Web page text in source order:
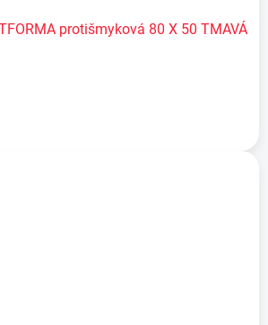
protišmyková 80 X 50 TMAVÁ